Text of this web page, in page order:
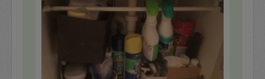
個人的に印象に残ったことは
長さが短いものは横ではなく縦収納もできること（カト
収納boxがないときは紙袋でも代用できること（洗面台の
洗面台にはよく使うスタメンしか置かないこと
など「あ、その発想なかったわ」と思いました 笑